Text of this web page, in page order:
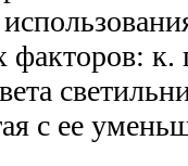
факторов:
с ее